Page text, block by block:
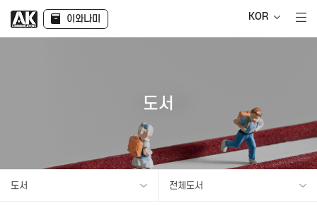
이와나미 KOR
도서
도서 전체도서